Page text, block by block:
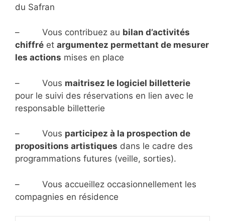
du Safran
– Vous contribuez au bilan d’activités
chiffré et argumentez permettant de mesurer
les actions mises en place
– Vous maitrisez le logiciel billetterie
pour le suivi des réservations en lien avec le
responsable billetterie
– Vous participez à la prospection de
propositions artistiques dans le cadre des
programmations futures (veille, sorties).
– Vous accueillez occasionnellement les
compagnies en résidence